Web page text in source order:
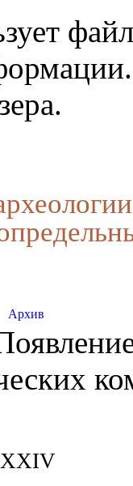
Архив
XXIV